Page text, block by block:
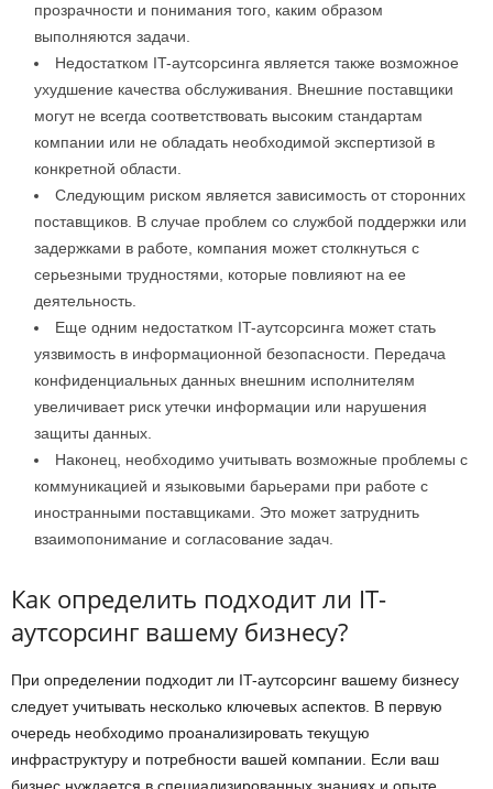
прозрачности и понимания того, каким образом
выполняются задачи.
Недостатком IT-аутсорсинга является также возможное
ухудшение качества обслуживания. Внешние поставщики
могут не всегда соответствовать высоким стандартам
компании или не обладать необходимой экспертизой в
конкретной области.
Следующим риском является зависимость от сторонних
поставщиков. В случае проблем со службой поддержки или
задержками в работе, компания может столкнуться с
серьезными трудностями, которые повлияют на ее
деятельность.
Еще одним недостатком IT-аутсорсинга может стать
уязвимость в информационной безопасности. Передача
конфиденциальных данных внешним исполнителям
увеличивает риск утечки информации или нарушения
защиты данных.
Наконец, необходимо учитывать возможные проблемы с
коммуникацией и языковыми барьерами при работе с
иностранными поставщиками. Это может затруднить
взаимопонимание и согласование задач.
Как определить подходит ли IT-
аутсорсинг вашему бизнесу?
При определении подходит ли IT-аутсорсинг вашему бизнесу
следует учитывать несколько ключевых аспектов. В первую
очередь необходимо проанализировать текущую
инфраструктуру и потребности вашей компании. Если ваш